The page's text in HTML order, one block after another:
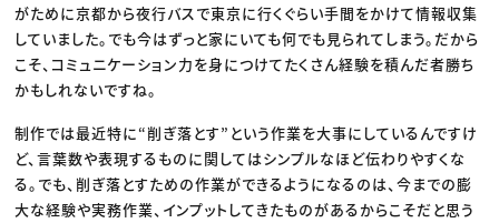
がために京都から夜行バスで東京に行くぐらい手間をかけて情報収集
していました。でも今はずっと家にいても何でも見られてしまう。だから
こそ、コミュニケーション力を身につけてたくさん経験を積んだ者勝ち
かもしれないですね。
制作では最近特に“削ぎ落とす”という作業を大事にしているんですけ
ど、言葉数や表現するものに関してはシンプルなほど伝わりやすくな
る。でも、削ぎ落とすための作業ができるようになるのは、今までの膨
大な経験や実務作業、インプットしてきたものがあるからこそだと思う